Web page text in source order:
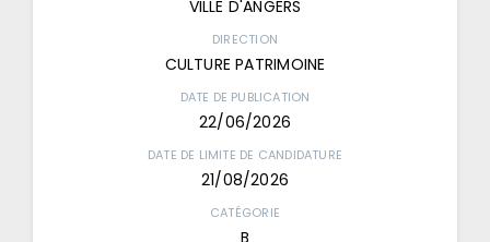
VILLE D'ANGERS
DIRECTION
CULTURE PATRIMOINE
DATE DE PUBLICATION
22/06/2026
DATE DE LIMITE DE CANDIDATURE
21/08/2026
CATÉGORIE
B